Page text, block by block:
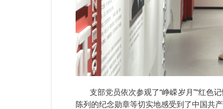
支部党员依次参观了“峥嵘岁月”“红色记
陈列的纪念勋章等切实地感受到了中国共